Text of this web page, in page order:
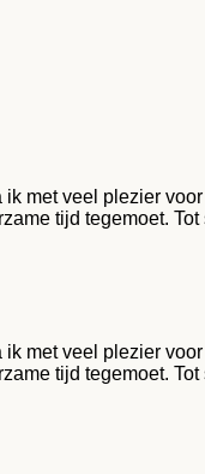
met veel plezier
tijd tegemoet.
met veel plezier
tijd tegemoet.